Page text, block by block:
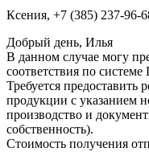
Ксения, +7 (385) 237-96-
Добрый день, Илья
В данном случае могу
соответствия по
Требуется
продукции с указанием
производство и
собственность).
Стоимость получения